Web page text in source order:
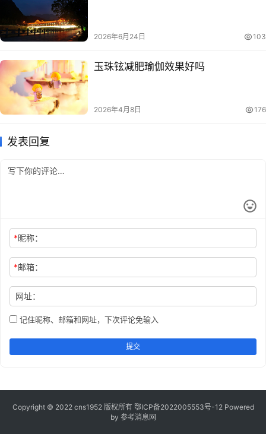
2026年6月24日 103
玉珠铉减肥瑜伽效果好吗
2026年4月8日 176
发表回复
*昵称：
*邮箱：
网址：
记住昵称、邮箱和网址，下次评论免输入
提交
Copyright © 2022 cns1952 版权所有 鄂ICP备2022005553号-12Powered
by 参考消息网